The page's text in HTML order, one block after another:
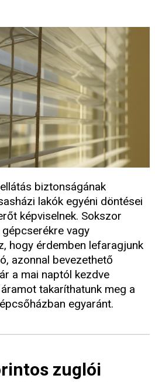
biztonságának
lakók egyéni döntései
képviselnek. Sokszor
vagy
hogy érdemben lefaragjunk
azonnal bevezethető
a mai naptól kezdve
takaríthatunk meg a
egyaránt.
zuglói